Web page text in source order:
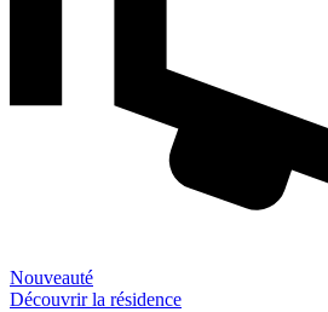
Nouveauté
Découvrir la résidence